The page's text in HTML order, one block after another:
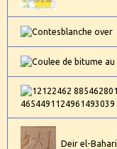
Deir el-Bahari